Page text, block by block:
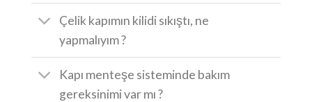
Çelik kapımın kilidi sıkıştı, ne
yapmalıyım ?
Kapı menteşe sisteminde bakım
gereksinimi var mı ?